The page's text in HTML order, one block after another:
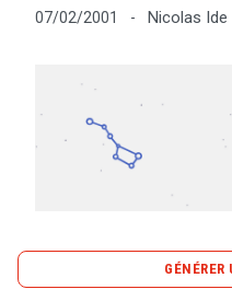
Tout sur le
07/02/2001 - Nicolas Ide